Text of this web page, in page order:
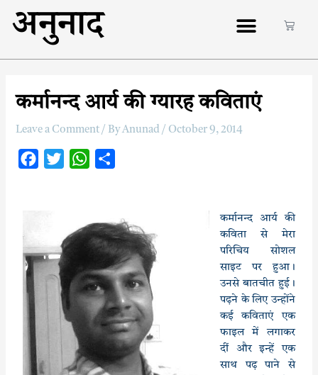
अनुनाद
कर्मानन्‍द आर्य की ग्‍यारह कविताएं
Leave a Comment / ByAnunad/ October 9, 2014
o
t
W
s
p
p
e
कर्मानन्‍द आर्य की
कविता से मेरा
परिचिय सोशल
साइट पर हुआ।
उनसे बातचीत हुई।
पढ़ने के लिए उन्‍होंने
कई कविताएं एक
फाइल में लगाकर
दीं और इन्‍हें एक
साथ पढ़ पाने से